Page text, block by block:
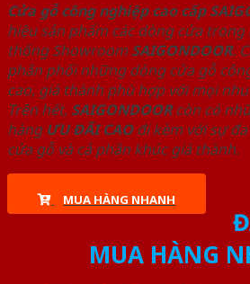
Cửa gỗ công nghiệp cao cấp
hiệu sản phẩm các dòng cửa trong
thống Showroom SAIGONDOOR.
phân phối những dòng cửa gỗ
cao, giá thành phù hợp với mọi
Trên hết, SAIGONDOORcòn có
hàng ƯU ĐÃI CAOđi kèm với sự
cửa gỗ và cả phân khúc giá thành.
MUA HÀNG NHANH
MUA HÀNG